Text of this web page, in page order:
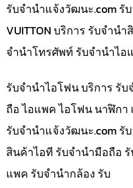
รับจํานําแจ้งวัฒนะ.com รับ
VUITTON บริการ รับจำน
จำนำโทรศัพท์ รับจำนำไอ
รับจำนำไอโฟน บริการ รั
ถือ ไอแพค ไอโฟน นาฬิกา
รับจํานําแจ้งวัฒนะ.com รั
สินค้าไอที รับจำนำมือถือ
แพค รับจำนำกล้อง รับ